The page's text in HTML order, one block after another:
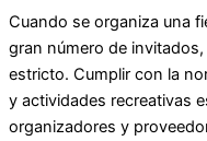
Cuando se organiza una
gran número de
estricto. Cumplir con la
y actividades recreativas
organizadores y